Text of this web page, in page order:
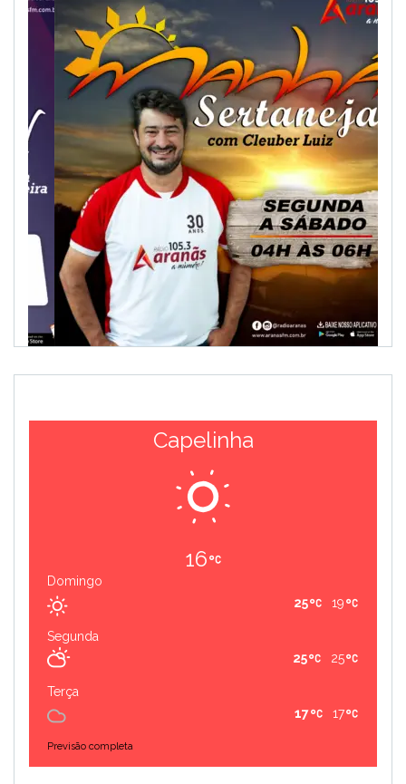
Capelinha
16
Domingo
19
25
Segunda
25
25
Terça
17
17
Previsão completa